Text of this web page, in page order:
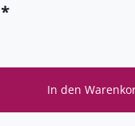
*
In den